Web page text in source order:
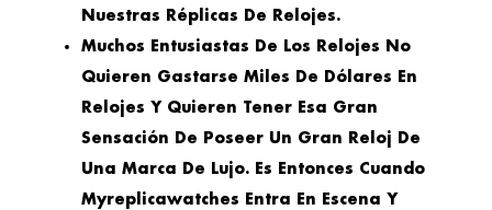
Nuestras Réplicas De Relojes.
Muchos Entusiastas De Los Relojes No
Quieren Gastarse Miles De Dólares En
Relojes Y Quieren Tener Esa Gran
Sensación De Poseer Un Gran Reloj De
Una Marca De Lujo. Es Entonces Cuando
Myreplicawatches Entra En Escena Y